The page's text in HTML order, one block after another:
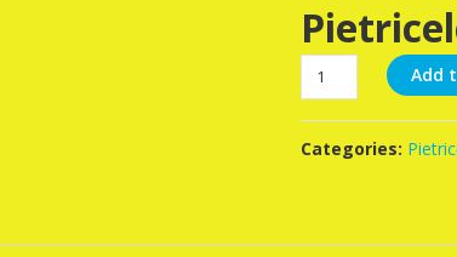
Pietricele,paiete.
quantity
Add
Categories: